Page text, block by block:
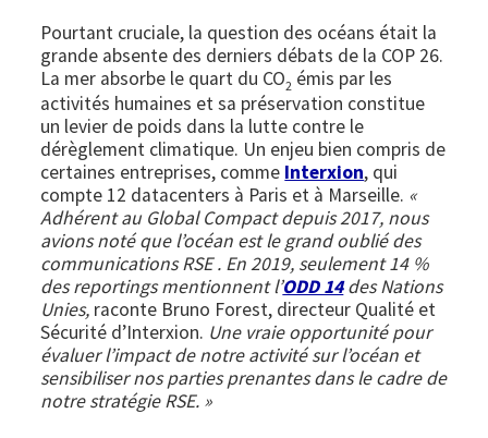
Pourtant cruciale, la question des océans était la
grande absente des derniers débats de la COP 26.
La mer absorbe le quart du CO2 émis par les
activités humaines et sa préservation constitue
un levier de poids dans la lutte contre le
dérèglement climatique. Un enjeu bien compris de
certaines entreprises, comme Interxion, qui
compte 12 datacenters à Paris et à Marseille. «
Adhérent au Global Compact depuis 2017, nous
avions noté que l’océan est le grand oublié des
communications RSE . En 2019, seulement 14 %
des reportings mentionnent l’ODD 14des Nations
Unies, raconte Bruno Forest, directeur Qualité et
Sécurité d’Interxion. Une vraie opportunité pour
évaluer l’impact de notre activité sur l’océan et
sensibiliser nos parties prenantes dans le cadre de
notre stratégie RSE. »